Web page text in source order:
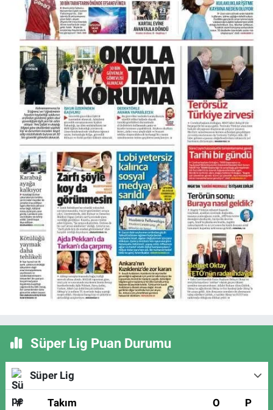
Süper Lig Puan Durumu
Süper Lig
# Takım O P